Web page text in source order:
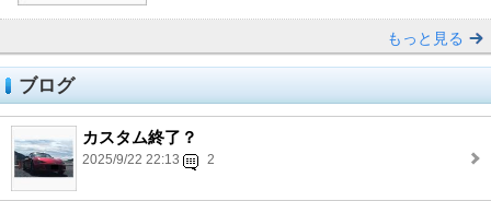
もっと見る
ブログ
カスタム終了？
2025/9/22 22:13 2